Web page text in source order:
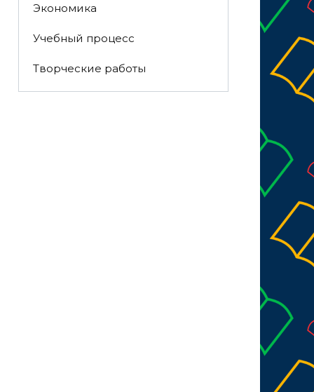
Экономика
Учебный процесс
Творческие работы